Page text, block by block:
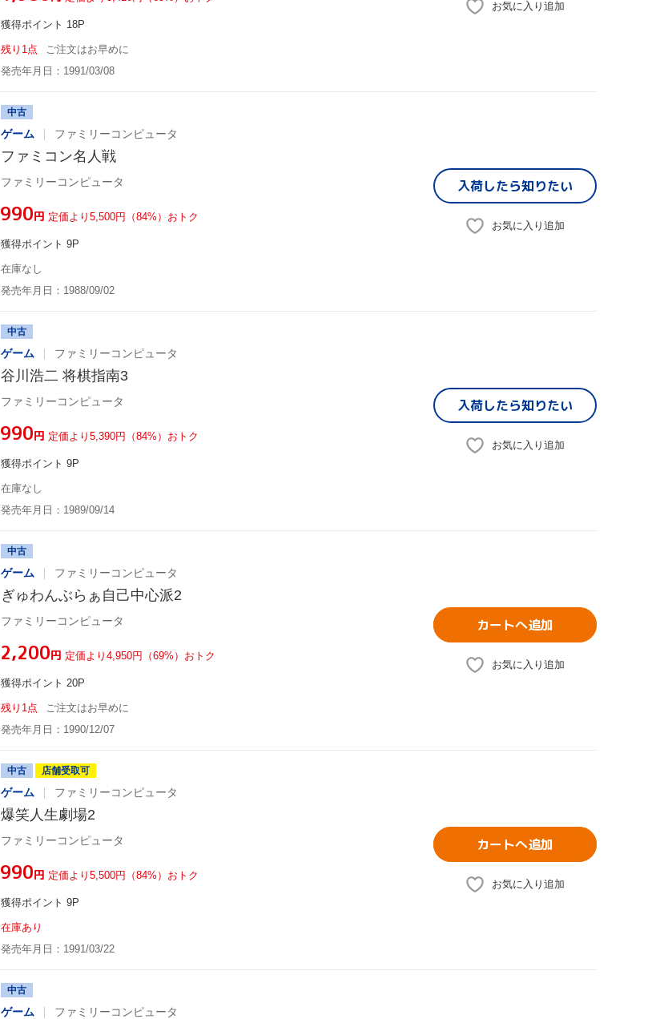
獲得ポイント 18P
残り1点
ご注文はお早めに
発売年月日：1991/03/08
お気に入り追加
中古
ゲーム ファミリーコンピュータ
ファミコン名人戦
ファミリーコンピュータ
¥990円 定価より5,500円（84%）おトク
獲得ポイント 9P
在庫なし
発売年月日：1988/09/02
入荷したら知りたい
お気に入り追加
中古
ゲーム ファミリーコンピュータ
谷川浩二 将棋指南3
ファミリーコンピュータ
¥990円 定価より5,390円（84%）おトク
獲得ポイント 9P
在庫なし
発売年月日：1989/09/14
入荷したら知りたい
お気に入り追加
中古
ゲーム ファミリーコンピュータ
ぎゅわんぶらぁ自己中心派2
ファミリーコンピュータ
¥2,200円 定価より4,950円（69%）おトク
獲得ポイント 20P
残り1点
ご注文はお早めに
発売年月日：1990/12/07
カートへ追加
お気に入り追加
中古 店舗受取可
ゲーム ファミリーコンピュータ
爆笑人生劇場2
ファミリーコンピュータ
¥990円 定価より5,500円（84%）おトク
獲得ポイント 9P
在庫あり
発売年月日：1991/03/22
カートへ追加
お気に入り追加
中古
ゲーム ファミリーコンピュータ